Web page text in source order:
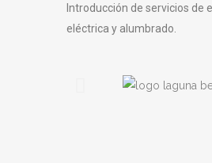
Introducción de servicios de
eléctrica y alumbrado.